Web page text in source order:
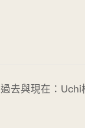
過去與現在：Uchi